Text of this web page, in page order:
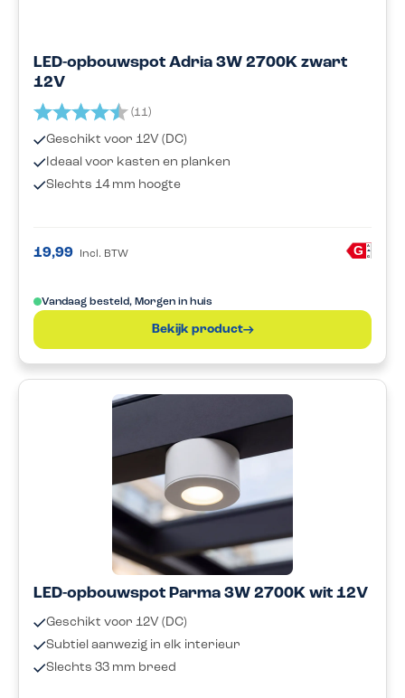
LED-opbouwspot Adria 3W 2700K zwart
12V
Beoordeling: (11)
Geschikt voor 12V (DC)
Ideaal voor kasten en planken
Slechts 14 mm hoogte
19,99 Incl. BTW G A
G
Vandaag besteld, Morgen in huis
Bekijk product
LED-opbouwspot Parma 3W 2700K wit 12V
Geschikt voor 12V (DC)
Subtiel aanwezig in elk interieur
Slechts 33 mm breed